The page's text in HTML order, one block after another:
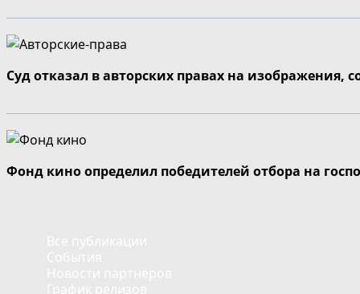
Суд отказал в авторских правах на изображения,
Фонд кино определил победителей отбора на